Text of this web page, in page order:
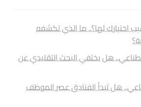
اختيارك لها؟.. ما الذي تكشفه
هل يختفي البحث التقليدي عن
هل تبدأ الفنادق عصر الموظف